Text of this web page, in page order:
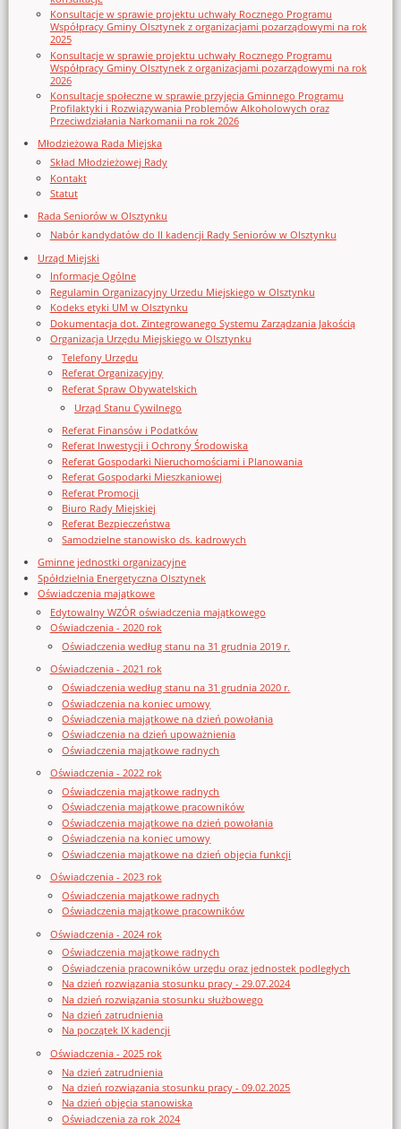
Konsultacje w sprawie projektu uchwały Rocznego Programu
Współpracy Gminy Olsztynek z organizacjami pozarządowymi na rok
2025
Konsultacje w sprawie projektu uchwały Rocznego Programu
Współpracy Gminy Olsztynek z organizacjami pozarządowymi na rok
2026
Konsultacje społeczne w sprawie przyjęcia Gminnego Programu
Profilaktyki i Rozwiązywania Problemów Alkoholowych oraz
Przeciwdziałania Narkomanii na rok 2026
Młodzieżowa Rada Miejska
Skład Młodzieżowej Rady
Kontakt
Statut
Rada Seniorów w Olsztynku
Nabór kandydatów do II kadencji Rady Seniorów w Olsztynku
Urząd Miejski
Informacje Ogólne
Regulamin Organizacyjny Urzedu Miejskiego w Olsztynku
Kodeks etyki UM w Olsztynku
Dokumentacja dot. Zintegrowanego Systemu Zarządzania Jakością
Organizacja Urzędu Miejskiego w Olsztynku
Telefony Urzędu
Referat Organizacyjny
Referat Spraw Obywatelskich
Urząd Stanu Cywilnego
Referat Finansów i Podatków
Referat Inwestycji i Ochrony Środowiska
Referat Gospodarki Nieruchomościami i Planowania
Referat Gospodarki Mieszkaniowej
Referat Promocji
Biuro Rady Miejskiej
Referat Bezpieczeństwa
Samodzielne stanowisko ds. kadrowych
Gminne jednostki organizacyjne
Spółdzielnia Energetyczna Olsztynek
Oświadczenia majątkowe
Edytowalny WZÓR oświadczenia majątkowego
Oświadczenia - 2020 rok
Oświadczenia według stanu na 31 grudnia 2019 r.
Oświadczenia - 2021 rok
Oświadczenia według stanu na 31 grudnia 2020 r.
Oświadczenia na koniec umowy
Oświadczenia majątkowe na dzień powołania
Oświadczenia na dzień upoważnienia
Oświadczenia majątkowe radnych
Oświadczenia - 2022 rok
Oświadczenia majątkowe radnych
Oświadczenia majątkowe pracowników
Oświadczenia majątkowe na dzień powołania
Oświadczenia na koniec umowy
Oświadczenia majątkowe na dzień objęcia funkcji
Oświadczenia - 2023 rok
Oświadczenia majątkowe radnych
Oświadczenia majątkowe pracowników
Oświadczenia - 2024 rok
Oświadczenia majątkowe radnych
Oświadczenia pracowników urzędu oraz jednostek podległych
Na dzień rozwiązania stosunku pracy - 29.07.2024
Na dzień rozwiązania stosunku służbowego
Na dzień zatrudnienia
Na początek IX kadencji
Oświadczenia - 2025 rok
Na dzień zatrudnienia
Na dzień rozwiązania stosunku pracy - 09.02.2025
Na dzień objęcia stanowiska
Oświadczenia za rok 2024